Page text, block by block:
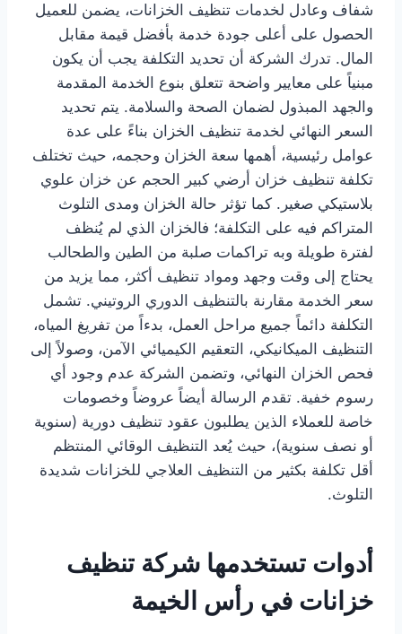
شفاف وعادل لخدمات تنظيف الخزانات، يضمن للعميل
الحصول على أعلى جودة خدمة بأفضل قيمة مقابل
المال. تدرك الشركة أن تحديد التكلفة يجب أن يكون
مبنياً على معايير واضحة تتعلق بنوع الخدمة المقدمة
والجهد المبذول لضمان الصحة والسلامة. يتم تحديد
السعر النهائي لخدمة تنظيف الخزان بناءً على عدة
عوامل رئيسية، أهمها سعة الخزان وحجمه، حيث تختلف
تكلفة تنظيف خزان أرضي كبير الحجم عن خزان علوي
بلاستيكي صغير. كما تؤثر حالة الخزان ومدى التلوث
المتراكم فيه على التكلفة؛ فالخزان الذي لم يُنظف
لفترة طويلة وبه تراكمات صلبة من الطين والطحالب
يحتاج إلى وقت وجهد ومواد تنظيف أكثر، مما يزيد من
سعر الخدمة مقارنة بالتنظيف الدوري الروتيني. تشمل
التكلفة دائماً جميع مراحل العمل، بدءاً من تفريغ المياه،
التنظيف الميكانيكي، التعقيم الكيميائي الآمن، وصولاً إلى
فحص الخزان النهائي، وتضمن الشركة عدم وجود أي
رسوم خفية. تقدم الرسالة أيضاً عروضاً وخصومات
خاصة للعملاء الذين يطلبون عقود تنظيف دورية (سنوية
أو نصف سنوية)، حيث يُعد التنظيف الوقائي المنتظم
أقل تكلفة بكثير من التنظيف العلاجي للخزانات شديدة
التلوث.
أدوات تستخدمها شركة تنظيف
خزانات في رأس الخيمة